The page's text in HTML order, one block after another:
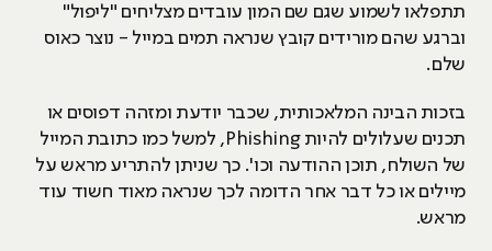
תתפלאו לשמוע שגם שם המון עובדים מצליחים "ליפול"
וברגע שהם מורידים קובץ שנראה תמים במייל - נוצר כאוס
שלם.
בזכות הבינה המלאכותית, שכבר יודעת ומזהה דפוסים או
תכנים שעלולים להיות Phishing, למשל כמו כתובת המייל
של השולח, תוכן ההודעה וכו'. כך שניתן להתריע מראש על
מיילים או כל דבר אחר הדומה לכך שנראה מאוד חשוד עוד
מראש.